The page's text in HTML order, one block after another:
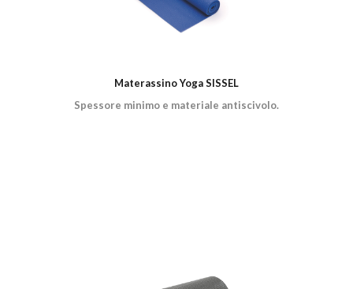
Materassino Yoga SISSEL
Spessore minimo e materiale antiscivolo.